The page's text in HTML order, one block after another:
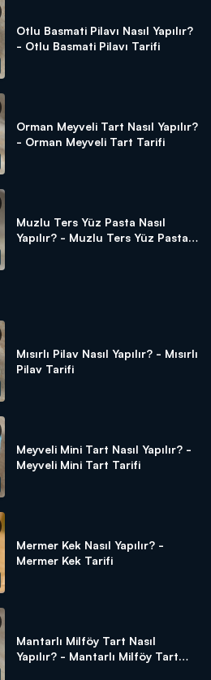
Otlu Basmati Pilavı Nasıl Yapılır?
- Otlu Basmati Pilavı Tarifi
Orman Meyveli Tart Nasıl Yapılır?
- Orman Meyveli Tart Tarifi
Muzlu Ters Yüz Pasta Nasıl
Yapılır? - Muzlu Ters Yüz Pasta
Mısırlı Pilav Nasıl Yapılır? - Mısırlı
Pilav Tarifi
Meyveli Mini Tart Nasıl Yapılır? -
Meyveli Mini Tart Tarifi
Mermer Kek Nasıl Yapılır? -
Mermer Kek Tarifi
Mantarlı Milföy Tart Nasıl
Yapılır? - Mantarlı Milföy Tart